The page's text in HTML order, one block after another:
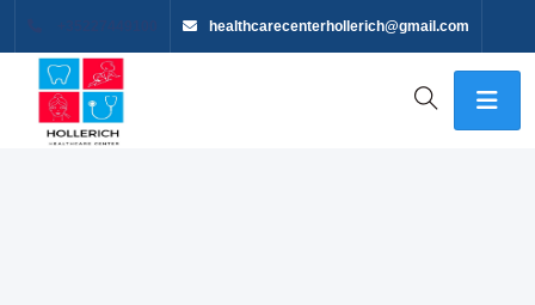
healthcarecenterhollerich@gmail.com